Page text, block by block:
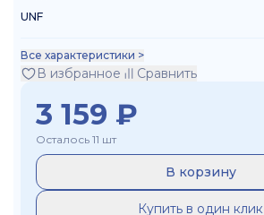
UNF
Все характеристики >
В избранное Сравнить
3 159 ₽
Осталось 11 шт
В корзину
Купить в один клик